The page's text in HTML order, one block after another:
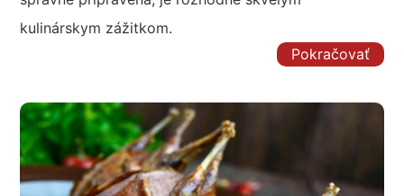
kulinárskym zážitkom.
Pokračovať